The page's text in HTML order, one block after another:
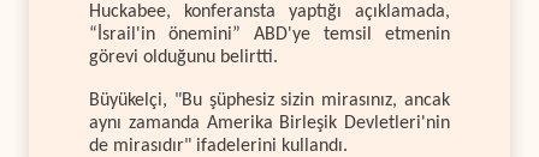
Huckabee, konferansta yaptığı açıklamada,
“İsrail'in önemini” ABD'ye temsil etmenin
görevi olduğunu belirtti.
Büyükelçi, "Bu şüphesiz sizin mirasınız, ancak
aynı zamanda Amerika Birleşik Devletleri'nin
de mirasıdır" ifadelerini kullandı.